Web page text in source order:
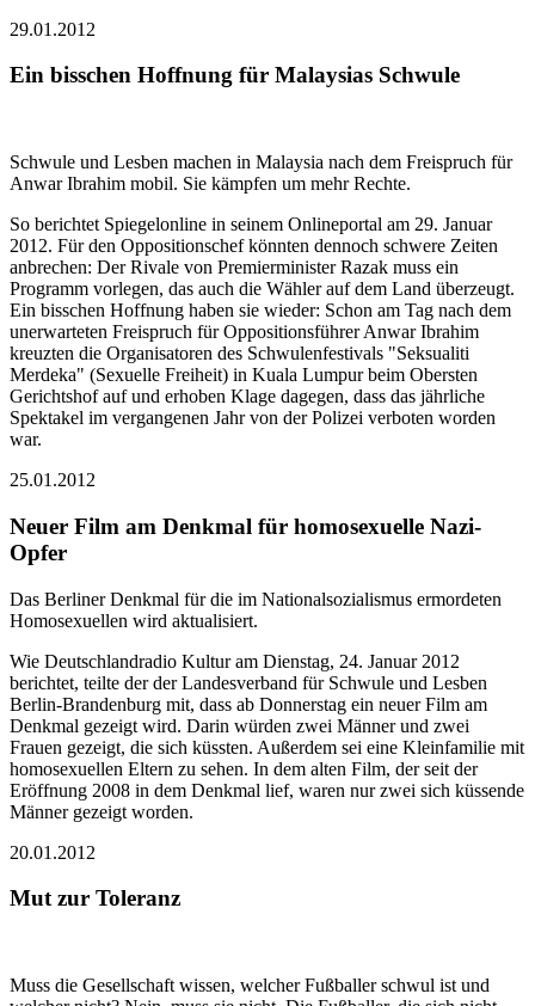
29.01.2012
Ein bisschen Hoffnung für Malaysias Schwule
Schwule und Lesben machen in Malaysia nach dem Freispruch für
Anwar Ibrahim mobil. Sie kämpfen um mehr Rechte.
So berichtet Spiegelonline in seinem Onlineportal am 29. Januar
2012. Für den Oppositionschef könnten dennoch schwere Zeiten
anbrechen: Der Rivale von Premierminister Razak muss ein
Programm vorlegen, das auch die Wähler auf dem Land überzeugt.
Ein bisschen Hoffnung haben sie wieder: Schon am Tag nach dem
unerwarteten Freispruch für Oppositionsführer Anwar Ibrahim
kreuzten die Organisatoren des Schwulenfestivals "Seksualiti
Merdeka" (Sexuelle Freiheit) in Kuala Lumpur beim Obersten
Gerichtshof auf und erhoben Klage dagegen, dass das jährliche
Spektakel im vergangenen Jahr von der Polizei verboten worden
war.
25.01.2012
Neuer Film am Denkmal für homosexuelle Nazi-
Opfer
Das Berliner Denkmal für die im Nationalsozialismus ermordeten
Homosexuellen wird aktualisiert.
Wie Deutschlandradio Kultur am Dienstag, 24. Januar 2012
berichtet, teilte der der Landesverband für Schwule und Lesben
Berlin-Brandenburg mit, dass ab Donnerstag ein neuer Film am
Denkmal gezeigt wird. Darin würden zwei Männer und zwei
Frauen gezeigt, die sich küssten. Außerdem sei eine Kleinfamilie mit
homosexuellen Eltern zu sehen. In dem alten Film, der seit der
Eröffnung 2008 in dem Denkmal lief, waren nur zwei sich küssende
Männer gezeigt worden.
20.01.2012
Mut zur Toleranz
Muss die Gesellschaft wissen, welcher Fußballer schwul ist und